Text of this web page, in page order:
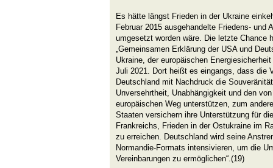
Es hätte längst Frieden in der Ukraine
Februar 2015 ausgehandelte Friedens- und
umgesetzt worden wäre. Die letzte Chance
„Gemeinsamen Erklärung der USA und
Ukraine, der europäischen
Juli 2021. Dort heißt es eingangs, dass die
Deutschland mit Nachdruck die
Unversehrtheit, Unabhängigkeit und den
europäischen Weg unterstützen, zum
Staaten versichern ihre Unterstützung für
Frankreichs, Frieden in der Ostukraine im
zu erreichen. Deutschland wird seine
Normandie-Formats intensivieren, um die
Vereinbarungen zu ermöglichen“.(19)